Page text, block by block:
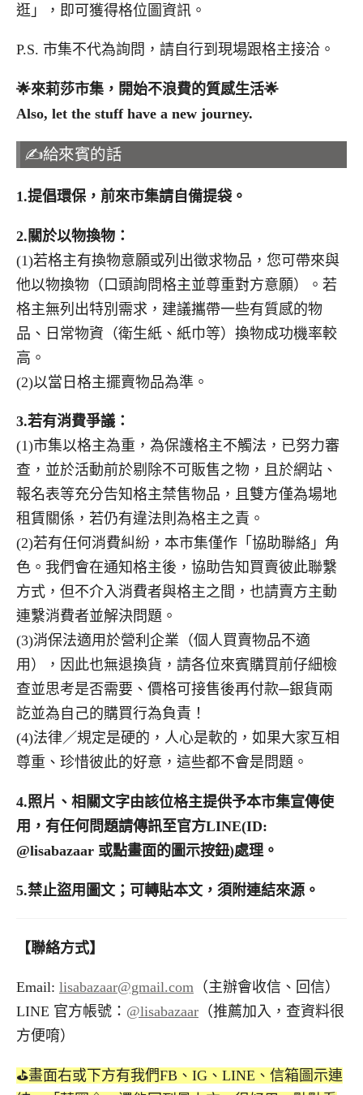
逛」，即可獲得格位圖資訊。
P.S. 市集不代為詢問，請自行到現場跟格主接洽。
🌟來莉莎市集，開始不浪費的質感生活🌟
Also, let the stuff have a new journey.
✍️給來賓的話
1.提倡環保，前來市集請自備提袋。
2. 關於以物換物：
(1)若格主有換物意願或列出徵求物品，您可帶來與
他以物換物（口頭詢問格主並尊重對方意願）。若
格主無列出特別需求，建議攜帶一些有質感的物
品、日常物資（衛生紙、紙巾等）換物成功機率較
高。
(2)以當日格主擺賣物品為準。
3.若有消費爭議：
(1)市集以格主為重，為保護格主不觸法，已努力審
查，並於活動前於剔除不可販售之物，且於網站、
報名表等充分告知格主禁售物品，且雙方僅為場地
租賃關係，若仍有違法則為格主之責。
(2)若有任何消費糾紛，本市集僅作「協助聯絡」角
色。我們會在通知格主後，協助告知買賣彼此聯繫
方式，但不介入消費者與格主之間，也請賣方主動
連繫消費者並解決問題。
(3)消保法適用於營利企業（個人買賣物品不適
用），因此也無退換貨，請各位來賓購買前仔細檢
查並思考是否需要、價格可接售後再付款─銀貨兩
訖並為自己的購買行為負責！
(4)法律／規定是硬的，人心是軟的，如果大家互相
尊重、珍惜彼此的好意，這些都不會是問題。
4.照片、相關文字由該位格主提供予本市集宣傳使
用，有任何問題請傳訊至官方LINE(ID:
@lisabazaar 或點畫面的圖示按鈕)處理。
5.禁止盜用圖文；可轉貼本文，須附連結來源。
【聯絡方式】
Email: lisabazaar@gmail.com （主辦會收信、回信）
LINE 官方帳號： @lisabazaar （推薦加入，查資料很
方便唷）
⛳️畫面右或下方有我們FB、IG、LINE、信箱圖示連